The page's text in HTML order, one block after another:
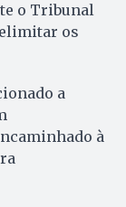
o Tribunal
os
a
à